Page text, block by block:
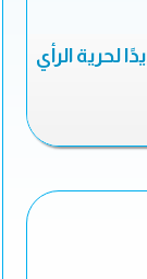
لحرية الرأي